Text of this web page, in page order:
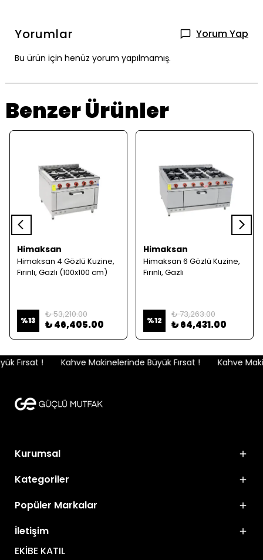
Yorumlar Yorum Yap
Bu ürün için henüz yorum yapılmamış.
Benzer Ürünler
Himaksan
Himaksan 4 Gözlü Kuzine,
Fırınlı, Gazlı (100x100 cm)
%13
₺ 53,210.00
₺ 46,405.00
Himaksan
Himaksan 6 Gözlü Kuzine,
Fırınlı, Gazlı
%12
₺ 73,263.00
₺ 64,431.00
Fırsat ! Kahve Makinelerinde Büyük Fırsat ! Kahve
Kurumsal
Kategoriler
Popüler Markalar
İletişim
EKİBE KATIL